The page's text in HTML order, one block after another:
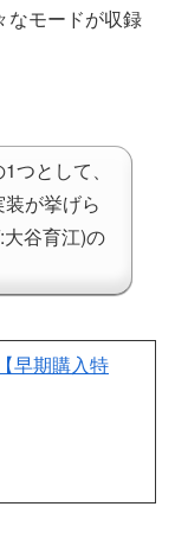
なモードが収録
つとして、
が挙げら
谷育江)の
早期購入特